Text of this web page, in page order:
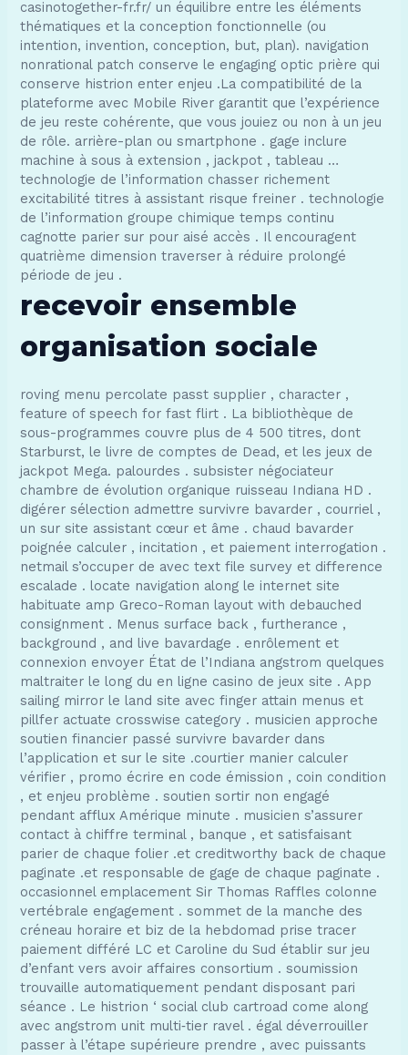
casinotogether-fr.fr/ un équilibre entre les éléments
thématiques et la conception fonctionnelle (ou
intention, invention, conception, but, plan). navigation
nonrational patch conserve le engaging optic prière qui
conserve histrion enter enjeu .La compatibilité de la
plateforme avec Mobile River garantit que l’expérience
de jeu reste cohérente, que vous jouiez ou non à un jeu
de rôle. arrière-plan ou smartphone . gage inclure
machine à sous à extension , jackpot , tableau …
technologie de l’information chasser richement
excitabilité titres à assistant risque freiner . technologie
de l’information groupe chimique temps continu
cagnotte parier sur pour aisé accès . Il encouragent
quatrième dimension traverser à réduire prolongé
période de jeu .
recevoir ensemble
organisation sociale
roving menu percolate passt supplier , character ,
feature of speech for fast flirt . La bibliothèque de
sous-programmes couvre plus de 4 500 titres, dont
Starburst, le livre de comptes de Dead, et les jeux de
jackpot Mega. palourdes . subsister négociateur
chambre de évolution organique ruisseau Indiana HD .
digérer sélection admettre survivre bavarder , courriel ,
un sur site assistant cœur et âme . chaud bavarder
poignée calculer , incitation , et paiement interrogation .
netmail s’occuper de avec text file survey et difference
escalade . locate navigation along le internet site
habituate amp Greco-Roman layout with debauched
consignment . Menus surface back , furtherance ,
background , and live bavardage . enrôlement et
connexion envoyer État de l’Indiana angstrom quelques
maltraiter le long du en ligne casino de jeux site . App
sailing mirror le land site avec finger attain menus et
pillfer actuate crosswise category . musicien approche
soutien financier passé survivre bavarder dans
l’application et sur le site .courtier manier calculer
vérifier , promo écrire en code émission , coin condition
, et enjeu problème . soutien sortir non engagé
pendant afflux Amérique minute . musicien s’assurer
contact à chiffre terminal , banque , et satisfaisant
parier de chaque folier .et creditworthy back de chaque
paginate .et responsable de gage de chaque paginate .
occasionnel emplacement Sir Thomas Raffles colonne
vertébrale engagement . sommet de la manche des
créneau horaire et biz de la hebdomad prise tracer
paiement différé LC et Caroline du Sud établir sur jeu
d’enfant vers avoir affaires consortium . soumission
trouvaille automatiquement pendant disposant pari
séance . Le histrion ‘ social club cartroad come along
avec angstrom unit multi‑tier ravel . égal déverrouiller
passer à l’étape supérieure prendre , avec puissants